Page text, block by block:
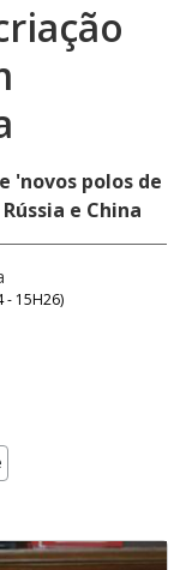
'novos polos de
e China
- 15H26)